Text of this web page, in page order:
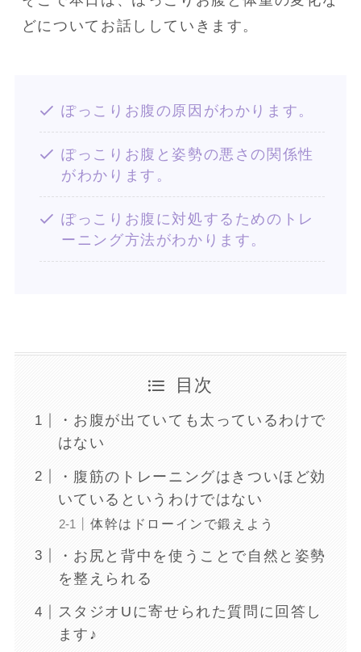
どについてお話ししていきます。
ぽっこりお腹の原因がわかります。
ぽっこりお腹と姿勢の悪さの関係性
がわかります。
ぽっこりお腹に対処するためのトレ
ーニング方法がわかります。
目次
・お腹が出ていても太っているわけで
はない
・腹筋のトレーニングはきついほど効
いているというわけではない
体幹はドローインで鍛えよう
・お尻と背中を使うことで自然と姿勢
を整えられる
スタジオUに寄せられた質問に回答し
ます♪